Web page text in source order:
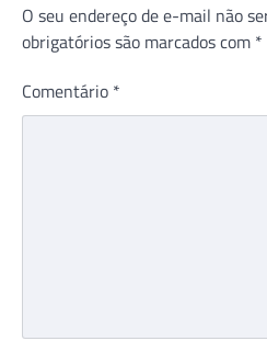
O seu endereço de e-mail não
obrigatórios são marcados com *
Comentário *